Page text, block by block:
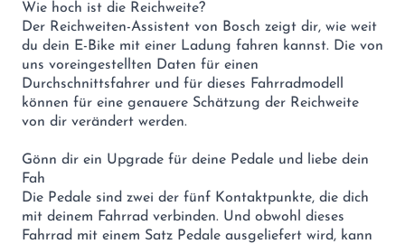
Wie hoch ist die Reichweite?
Der Reichweiten-Assistent von Bosch zeigt dir, wie weit
du dein E-Bike mit einer Ladung fahren kannst. Die von
uns voreingestellten Daten für einen
Durchschnittsfahrer und für dieses Fahrradmodell
können für eine genauere Schätzung der Reichweite
von dir verändert werden.
Gönn dir ein Upgrade für deine Pedale und liebe dein
Fah
Die Pedale sind zwei der fünf Kontaktpunkte, die dich
mit deinem Fahrrad verbinden. Und obwohl dieses
Fahrrad mit einem Satz Pedale ausgeliefert wird, kann